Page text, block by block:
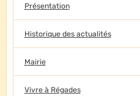
Présentation
Historique des actualités
Mairie
Vivre à Régades